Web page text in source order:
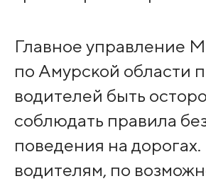
Главное управление
по Амурской области
водителей быть
соблюдать правила
поведения на
водителям, по